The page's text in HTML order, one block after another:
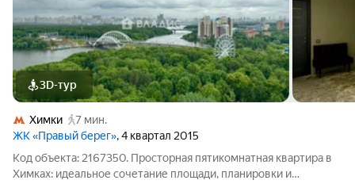
3D-тур
Химки
7 мин.
ЖК «Правый берег», 4 квартал 2015
Код объекта: 2167350. Просторная пятикомнатная квартира в
Химках: идеальное сочетание площади, планировки и